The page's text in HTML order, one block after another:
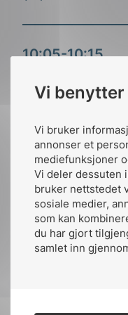
Vi
Vi bruker
annonser et
mediefunksjoner
Vi deler dessuten
bruker nettstedet
sosiale medier,
som kan
du har gjort
samlet inn
Sjefsingeniør, Nkom
Svein Roar
Hvordan er
standarder og
Hvem har
tilfredsstilles, og
NEK 700-serien
10:05-10:15
10:15-10:45
Power over
(PoE)
10:45-11:00
Avslutning
Sigmund Eng